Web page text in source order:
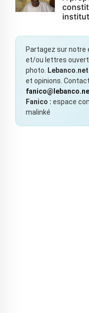
Partagez sur notre
et/ou lettres
photo.
Lebanco.net
et opinions.
Fanico : espace
malinké